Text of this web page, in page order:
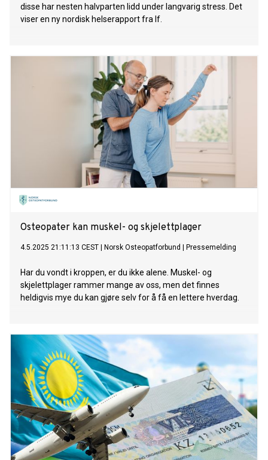
disse har nesten halvparten lidd under langvarig stress. Det
viser en ny nordisk helserapport fra If.
Osteopater kan muskel- og skjelettplager
4.5.2025 21:11:13 CEST Norsk Osteopatforbund Pressemelding
Har du vondt i kroppen, er du ikke alene. Muskel- og
skjelettplager rammer mange av oss, men det finnes
heldigvis mye du kan gjøre selv for å få en lettere hverdag.